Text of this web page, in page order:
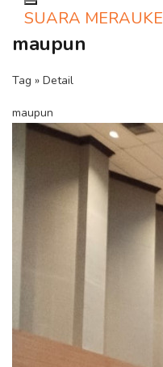
Toggle navigation
SUARA MERAUKE
maupun
Tag » Detail
maupun